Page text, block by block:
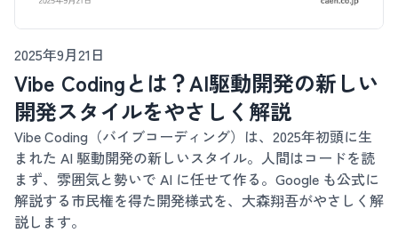
2025年9月21日
Vibe Codingとは？AI駆動開発の新しい
開発スタイルをやさしく解説
Vibe Coding（バイブコーディング）は、2025年初頭に生
まれた AI 駆動開発の新しいスタイル。人間はコードを読
まず、雰囲気と勢いで AI に任せて作る。Google も公式に
解説する市民権を得た開発様式を、大森翔吾がやさしく解
説します。